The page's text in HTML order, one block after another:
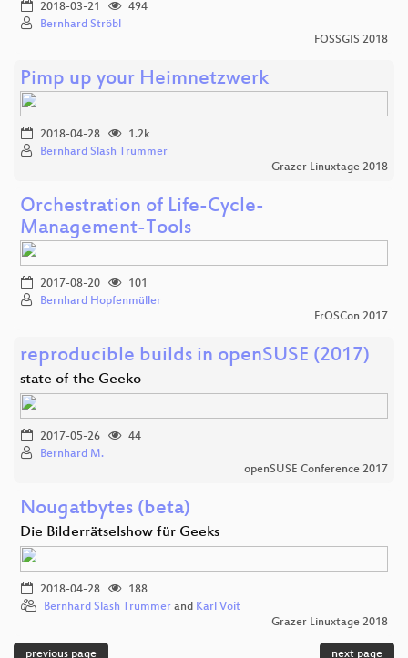
2018-03-21
494
Bernhard Ströbl
FOSSGIS 2018
Pimp up your Heimnetzwerk
2018-04-28
1.2k
Bernhard Slash Trummer
Grazer Linuxtage 2018
Orchestration of Life-Cycle-
Management-Tools
2017-08-20
101
Bernhard Hopfenmüller
FrOSCon 2017
reproducible builds in openSUSE (2017)
state of the Geeko
2017-05-26
44
Bernhard M.
openSUSE Conference 2017
Nougatbytes (beta)
Die Bilderrätselshow für Geeks
2018-04-28
188
Bernhard Slash Trummer and Karl Voit
Grazer Linuxtage 2018
previous page next page